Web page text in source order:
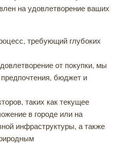
на удовлетворение ваших
требующий глубоких
от покупки, мы
бюджет и
таких как текущее
в городе или на
инфраструктуры, а также